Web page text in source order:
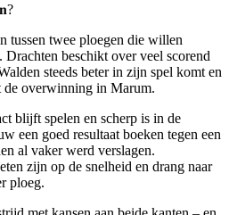
tussen twee ploegen die willen
Drachten beschikt over veel scorend
steeds beter in zijn spel komt en
de overwinning in Marum.
blijft spelen en scherp is in de
een goed resultaat boeken tegen een
al vaker werd verslagen.
zijn op de snelheid en drang naar
ploeg.